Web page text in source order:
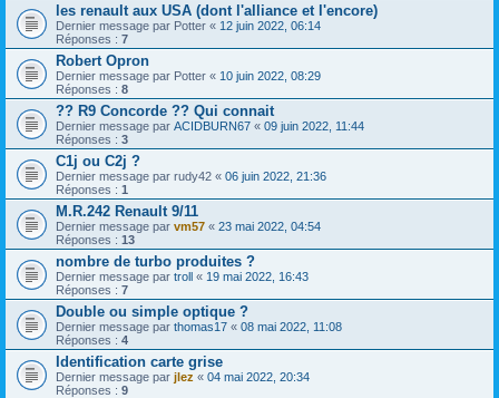
les renault aux USA (dont l'alliance et l'encore)
Dernier message par Potter « 12 juin 2022, 06:14
Réponses : 7
Robert Opron
Dernier message par Potter « 10 juin 2022, 08:29
Réponses : 8
?? R9 Concorde ?? Qui connait
Dernier message par ACIDBURN67 « 09 juin 2022, 11:44
Réponses : 3
C1j ou C2j ?
Dernier message par rudy42 « 06 juin 2022, 21:36
Réponses : 1
M.R.242 Renault 9/11
Dernier message par vm57 « 23 mai 2022, 04:54
Réponses : 13
nombre de turbo produites ?
Dernier message par troll « 19 mai 2022, 16:43
Réponses : 7
Double ou simple optique ?
Dernier message par thomas17 « 08 mai 2022, 11:08
Réponses : 4
Identification carte grise
Dernier message par jlez « 04 mai 2022, 20:34
Réponses : 9